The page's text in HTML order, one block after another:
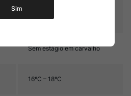
Sem estágio em carvalho
16ºC – 18ºC
Sim